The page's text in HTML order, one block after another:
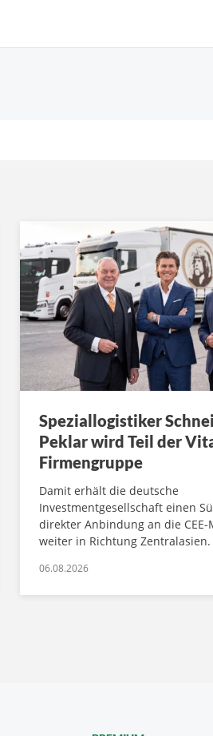
Speziallogistiker
Peklar wird Teil der
Firmengruppe
Damit erhält die deutsche
Investmentgesellschaft einen
direkter Anbindung an die CEE-
weiter in Richtung Zentralasien.
06.08.2026